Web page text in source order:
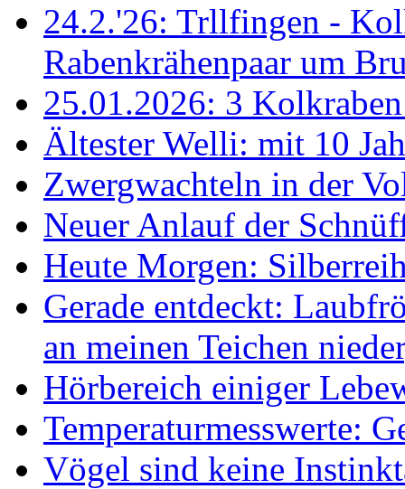
24.2.'26: Trllfingen -
Rabenkrähenpaar um
25.01.2026: 3
Ältester Welli: mit 10
Zwergwachteln in der
Neuer Anlauf der
Heute Morgen:
Gerade entdeckt:
an meinen Teichen
Hörbereich einiger
Temperaturmesswerte:
Vögel sind keine